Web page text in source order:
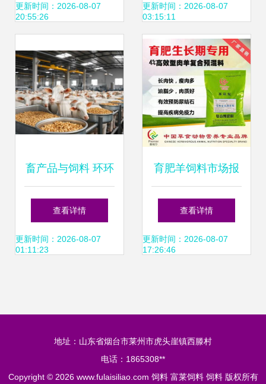
机设备，助力农业
更新时间：2026-08-07
20:55:26
略
更新时间：2026-08-07
03:15:11
畜产品与饲料 环环
相扣的畜牧产业链
查看详情
更新时间：2026-08-07
01:11:23
育肥羊饲料市场报
价与厂家选择指南
查看详情
更新时间：2026-08-07
17:26:46
地址：山东省烟台市莱州市虎头崖镇西滕村
电话：1865308**
Copyright © 2026 www.fulaisiliao.com 饲料 富莱饲料 饲料版权所有